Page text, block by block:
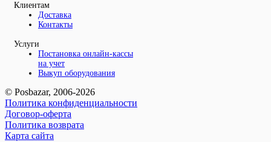
Клиентам
Доставка
Контакты
Услуги
Постановка онлайн-кассы
на учет
Выкуп оборудования
© Posbazar, 2006-2026
Политика конфиденциальности
Договор-оферта
Политика возврата
Карта сайта